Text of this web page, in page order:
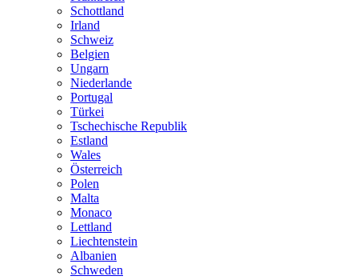
Schottland
Irland
Schweiz
Belgien
Ungarn
Niederlande
Portugal
Türkei
Tschechische Republik
Estland
Wales
Österreich
Polen
Malta
Monaco
Lettland
Liechtenstein
Albanien
Schweden